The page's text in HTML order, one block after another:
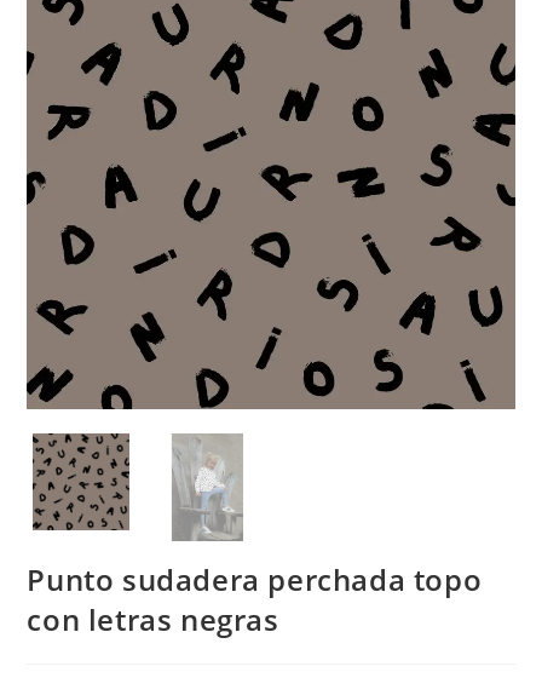
Punto sudadera perchada topo
con letras negras